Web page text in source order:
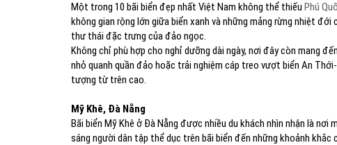
Một trong 10 bãi biển đẹp nhất Việt Nam không thể thiếu Phú
không gian rộng lớn giữa biển xanh và những mảng rừng nhiệt
thư thái đặc trưng của đảo ngọc.
Không chỉ phù hợp cho nghỉ dưỡng dài ngày, nơi đây còn mang
nhỏ quanh quần đảo hoặc trải nghiệm cáp treo vượt biển An
tượng từ trên cao.
Mỹ Khê, Đà Nẵng
Bãi biển Mỹ Khê ở Đà Nẵng được nhiều du khách nhìn nhận là
sáng người dân tập thể dục trên bãi biển đến những khoảnh